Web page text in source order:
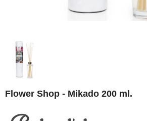
Flower Shop - Mikado 200 ml.